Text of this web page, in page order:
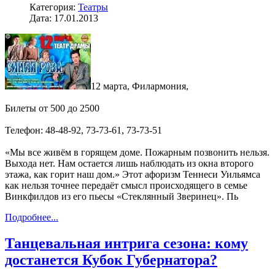
Категория: Театры
Дата: 17.01.2013
12 марта, Филармония,
Билеты от 500 до 2500
Телефон: 48-48-92, 73-73-61, 73-73-51
«Мы все живём в горящем доме. Пожарным позвонить нельзя.
Выхода нет. Нам остается лишь наблюдать из окна второго
этажа, как горит наш дом.» Этот афоризм Теннеси Уильямса
как нельзя точнее передаёт смысл происходящего в семье
Винкфилдов из его пьесы «Стеклянный Зверинец». Пь
Подробнее...
Танцевальная интрига сезона: кому
достанется Кубок Губернатора?